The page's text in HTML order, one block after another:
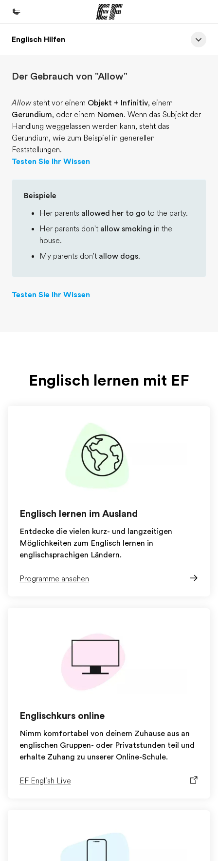
Home
Programme
Büros
Büros in der Nähe
Über uns
Englisch Hilfen
Der Gebrauch von "Allow"
Allowsteht vor einem Objekt + Infinitiv, einem
Gerundium, oder einem Nomen. Wenn das Subjekt der
Handlung weggelassen werden kann, steht das
Gerundium, wie zum Beispiel in generellen
Feststellungen.
Testen Sie Ihr Wissen
Beispiele
Her parents allowed her to go to the party.
Her parents don't allow smoking in the
house.
My parents don't allow dogs.
Testen Sie Ihr Wissen
Englisch lernen mit EF
Englisch lernen im Ausland
Entdecke die vielen kurz- und langzeitigen
Möglichkeiten zum Englisch lernen in
englischsprachigen Ländern.
Programme ansehen
Englischkurs online
Nimm komfortabel von deinem Zuhause aus an
englischen Gruppen- oder Privatstunden teil und
erhalte Zuhang zu unserer Online-Schule.
EF English Live